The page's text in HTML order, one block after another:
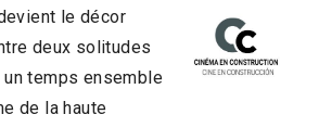
le décor
deux solitudes
temps ensemble
de la haute